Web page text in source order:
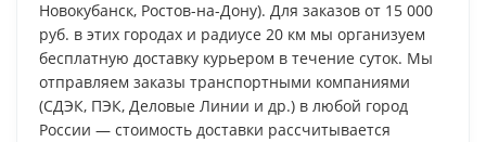
Новокубанск, Ростов-на-Дону). Для заказов от 15 000
руб. в этих городах и радиусе 20 км мы организуем
бесплатную доставку курьером в течение суток. Мы
отправляем заказы транспортными компаниями
(СДЭК, ПЭК, Деловые Линии и др.) в любой город
России — стоимость доставки рассчитывается